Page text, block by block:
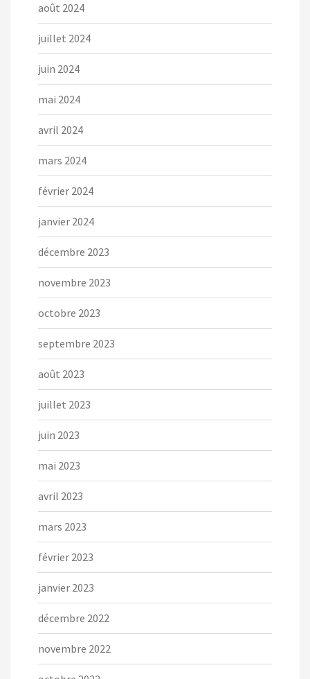
août 2024
juillet 2024
juin 2024
mai 2024
avril 2024
mars 2024
février 2024
janvier 2024
décembre 2023
novembre 2023
octobre 2023
septembre 2023
août 2023
juillet 2023
juin 2023
mai 2023
avril 2023
mars 2023
février 2023
janvier 2023
décembre 2022
novembre 2022